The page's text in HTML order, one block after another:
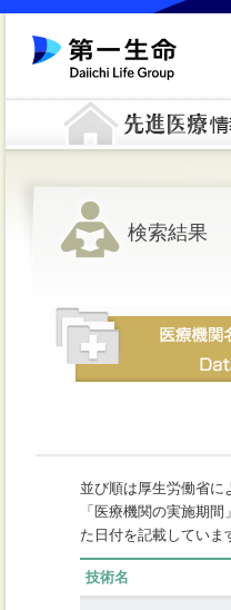
検索結果
並び順は厚生労働省に
「医療機関の実施期
た日付を記載していま
技術名